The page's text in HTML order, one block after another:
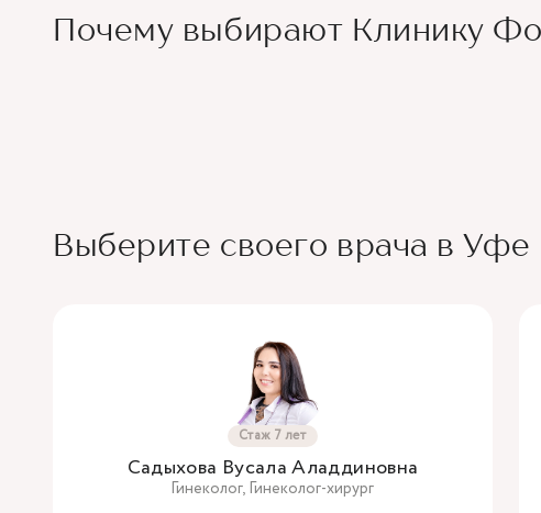
Почему выбирают Клинику
Выберите своего врача в Уфе
Стаж 7 лет
Садыхова Вусала Аладдиновна
Гинеколог, Гинеколог-хирург